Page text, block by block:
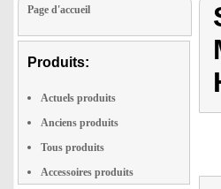
Page d'accueil
Produits:
Actuels produits
Anciens produits
Tous produits
Accessoires produits